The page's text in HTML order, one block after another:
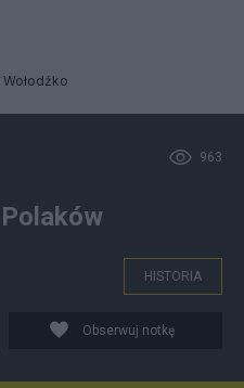
963
HISTORIA
Obserwuj notkę